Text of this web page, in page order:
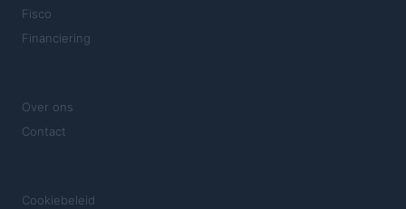
Fisco
Financiering
Over ons
Contact
Cookiebeleid